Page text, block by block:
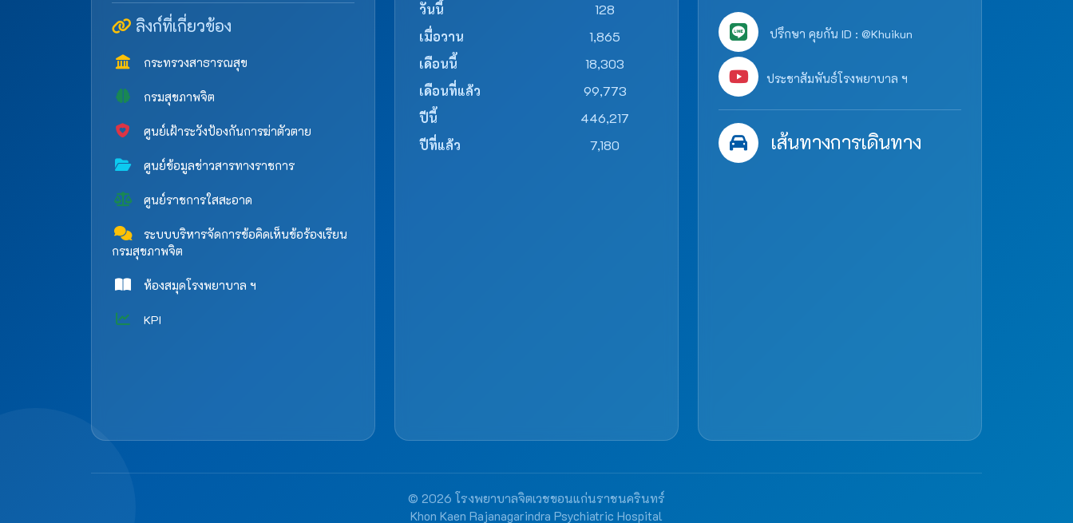
ลิงก์ที่เกี่ยวข้อง
กระทรวงสาธารณสุข
กรมสุขภาพจิต
ศูนย์เฝ้าระวังป้องกันการฆ่าตัวตาย
ศูนย์ข้อมูลข่าวสารทางราชการ
ศูนย์ราชการใสสะอาด
ระบบบริหารจัดการข้อคิดเห็นข้อร้องเรียน
กรมสุขภาพจิต
ห้องสมุดโรงพยาบาล ฯ
KPI
วันนี้
128
เมื่อวาน
1,865
เดือนนี้
18,303
เดือนที่แล้ว
99,773
ปีนี้
446,217
ปีที่แล้ว
7,180
ปรึกษา คุยกัน ID : @Khuikun
ประชาสัมพันธ์โรงพยาบาล ฯ
เส้นทางการเดินทาง
© 2026 โรงพยาบาลจิตเวชขอนแก่นราชนครินทร์
Khon Kaen Rajanagarindra Psychiatric Hospital